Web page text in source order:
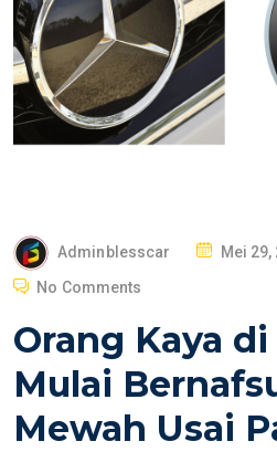
Adminblesscar
P
T
D
O
Mei 29,
No Comments
Orang Kaya
Mulai
Mewah Usai